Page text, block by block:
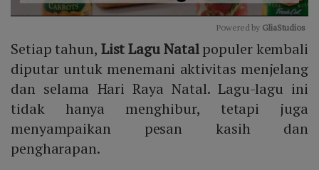
Mute
Powered by GliaStudios
Setiap tahun, List LaguNatalpopuler kembali
diputar untuk menemani aktivitas menjelang
dan selama Hari Raya Natal. Lagu-lagu ini
tidak hanya menghibur, tetapi juga
menyampaikan pesan kasih dan
pengharapan.